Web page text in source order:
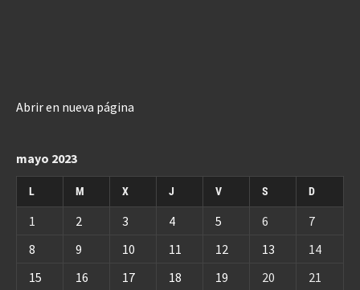
Abrir en nueva página
mayo 2023
L M X J V S D
1 2 3 4 5 6
7
8
9 10 11 12 13
14
15
16 17 18 19 20 21